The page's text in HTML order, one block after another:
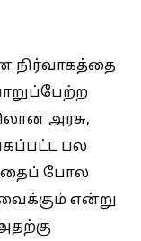
நிர்வாகத்தை
அரசு,
பல
போல
என்று